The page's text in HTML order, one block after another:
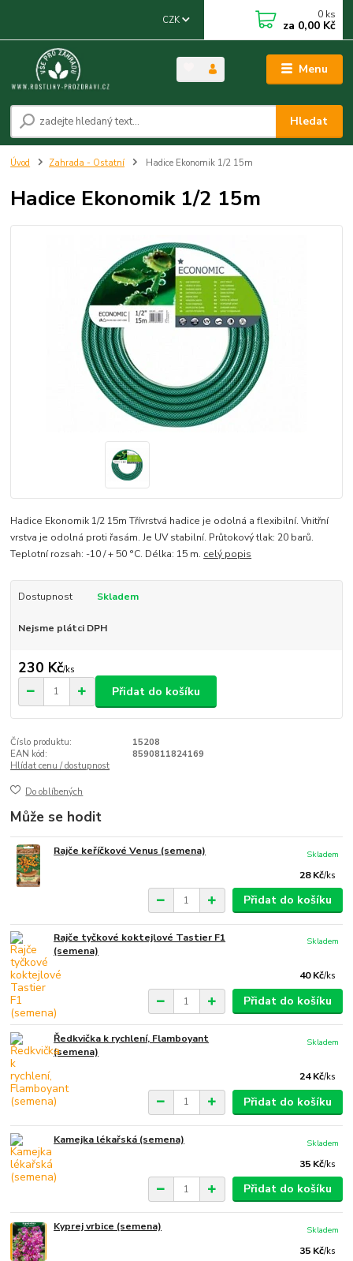
Menu
CZK
Hledat
0 ks
za 0,00 Kč
Úvod Zahrada - Ostatní Hadice Ekonomik 1/2 15m
Hadice Ekonomik 1/2 15m
Hadice Ekonomik 1/2 15m Třívrstvá hadice je odolná a flexibilní. Vnitřní
vrstva je odolná proti řasám. Je UV stabilní. Průtokový tlak: 20 barů.
Teplotní rozsah: -10 / + 50 °C. Délka: 15 m. celý popis
Dostupnost Skladem
Nejsme plátci DPH
230 Kč/ks
Přidat do košíku
Číslo produktu:
15208
EAN kód:
8590811824169
Hlídat cenu / dostupnost
Do oblíbených
Může se hodit
Rajče keříčkové Venus (semena)
28 Kč/ks
Skladem
Přidat do košíku
Rajče tyčkové koktejlové Tastier F1
(semena)
40 Kč/ks
Skladem
Přidat do košíku
Ředkvička k rychlení, Flamboyant
(semena)
24 Kč/ks
Skladem
Přidat do košíku
Kamejka lékařská (semena)
35 Kč/ks
Skladem
Přidat do košíku
Kyprej vrbice (semena)
35 Kč/ks
Skladem